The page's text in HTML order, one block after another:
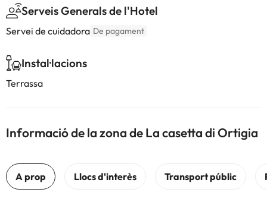
Serveis Generals de l'Hotel
Servei de cuidadora De pagament
Instal·lacions
Terrassa
Informació de la zona de La casetta di Ortigia